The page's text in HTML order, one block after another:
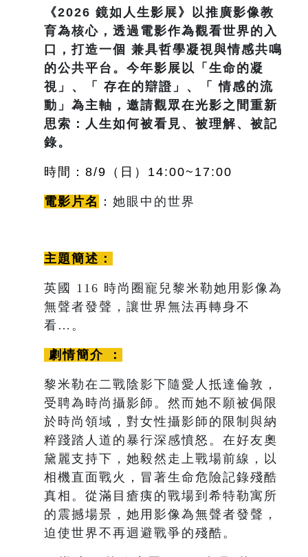
《2026 鏡如人生影展》以推廣影像教
育為核心，透過電影作為觀看世界的入
口，打造一個 兼具哲學凝視與情感共鳴
的公共平台。今年影展以「生命的凝
視」、「 存在的辯證」、「 情感的流
動」為主軸，邀請觀眾在光影之間重新
思索：人生如何被看見、被理解、被記
錄。
時間：8/9（日 ）14:00~17:00
電影片名 ：她眼中的世界
主題簡述：
英國 116 時尚圈寵兒黎米勒她用影像為
無聲者發聲，讓世界無法再轉身不
看…。
劇情簡介 ：
黎米勒在二戰陰影下隨愛人抵達倫敦，
受聘為時尚攝影師。然而她不願被侷限
於時尚領域，對女性攝影師的限制與納
粹踐踏人道的暴行深感憤怒。在好友奧
黛麗支持下，她毅然走上戰場前線，以
相機直面戰火，冒著生命危險記錄殘酷
真相。從滿目瘡痍的戰場到希特勒寓所
的震撼場景，她用影像為無聲者發聲，
迫使世界不再迴避戰爭的殘酷。